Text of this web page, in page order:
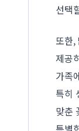
선택
또한,
제공
가족
특히
맞춘